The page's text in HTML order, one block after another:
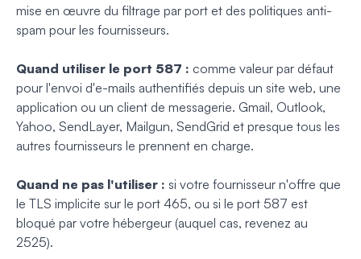
mise en œuvre du filtrage par port et des politiques anti-
spam pour les fournisseurs.
Quand utiliser le port 587 : comme valeur par défaut
pour l'envoi d'e-mails authentifiés depuis un site web, une
application ou un client de messagerie. Gmail, Outlook,
Yahoo, SendLayer, Mailgun, SendGrid et presque tous les
autres fournisseurs le prennent en charge.
Quand ne pas l'utiliser : si votre fournisseur n'offre que
le TLS implicite sur le port 465, ou si le port 587 est
bloqué par votre hébergeur (auquel cas, revenez au
2525).